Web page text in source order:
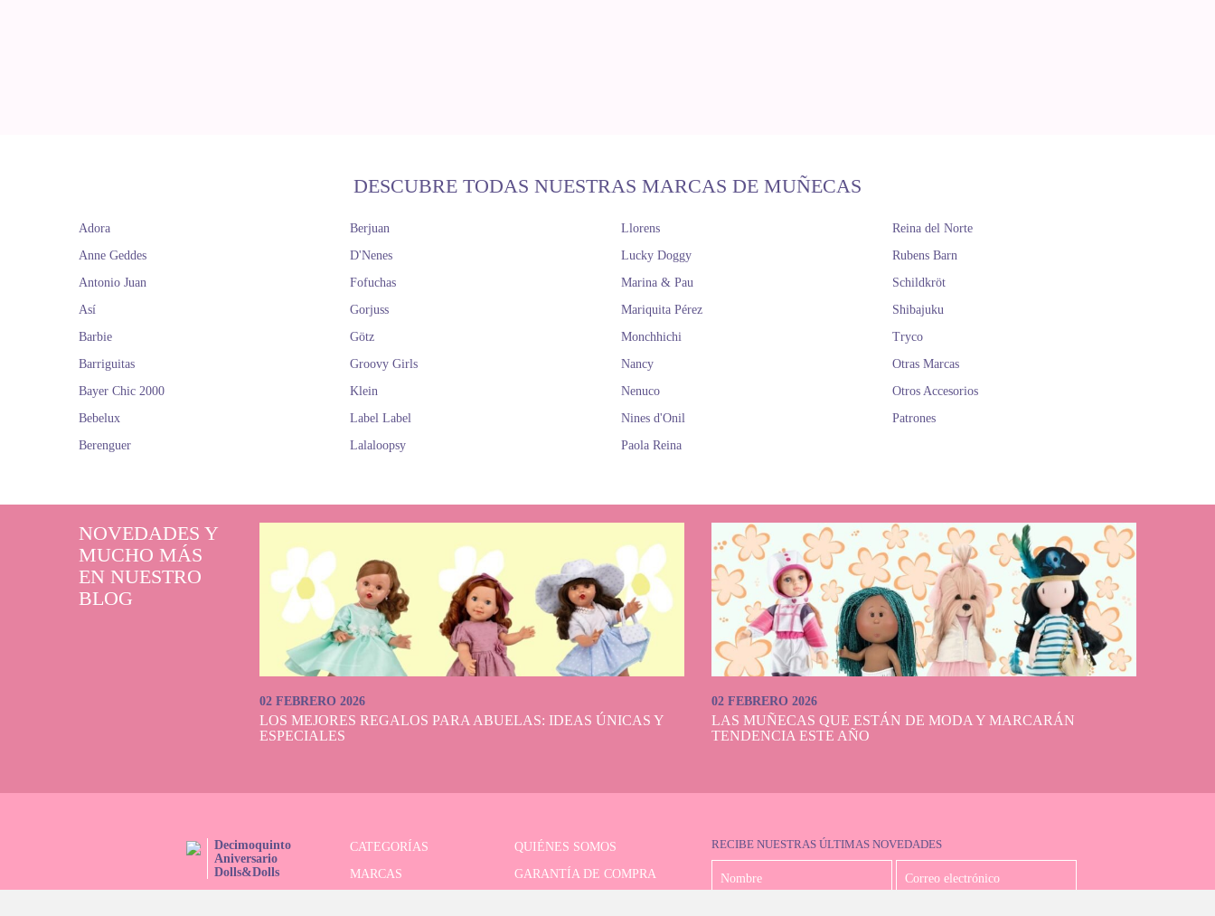
DESCUBRE TODAS NUESTRAS MARCAS DE MUÑECAS
Adora
Anne Geddes
Antonio Juan
Así
Barbie
Barriguitas
Bayer Chic 2000
Bebelux
Berenguer
Berjuan
D'Nenes
Fofuchas
Gorjuss
Götz
Groovy Girls
Klein
Label Label
Lalaloopsy
Llorens
Lucky Doggy
Marina & Pau
Mariquita Pérez
Monchhichi
Nancy
Nenuco
Nines d'Onil
Paola Reina
Reina del Norte
Rubens Barn
Schildkröt
Shibajuku
Tryco
Otras Marcas
Otros Accesorios
Patrones
NOVEDADES Y
MUCHO MÁS
EN NUESTRO
BLOG
02 FEBRERO 2026
LOS MEJORES REGALOS PARA ABUELAS: IDEAS ÚNICAS Y
ESPECIALES
02 FEBRERO 2026
LAS MUÑECAS QUE ESTÁN DE MODA Y MARCARÁN
TENDENCIA ESTE AÑO
Decimoquinto
Aniversario
Dolls&Dolls
CATEGORÍAS
QUIÉNES SOMOS
MARCAS
GARANTÍA DE COMPRA
RECIBE NUESTRAS ÚLTIMAS NOVEDADES